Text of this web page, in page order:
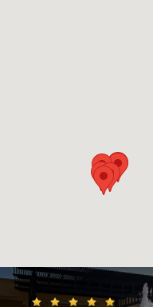
аквапарк с массой
искусственным
районе Al Hamra,
торговый центр Al
моллами в Эмиратах
стоит посетить, он
форт, и сторожевые
рыбацкого